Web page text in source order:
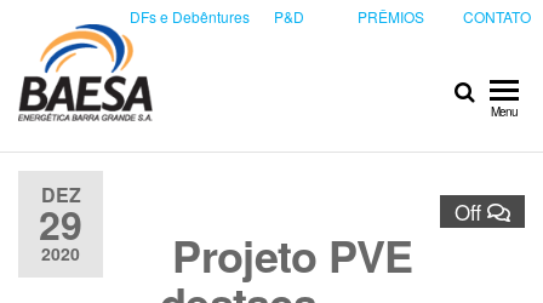
DFs e Debêntures P&D PRÊMIOS CONTATO
Menu
DEZ
29
2020
Off
Projeto PVE